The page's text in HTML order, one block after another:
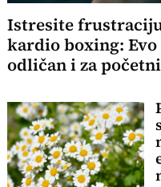
Istresite
kardio boxing: Evo
odličan i za